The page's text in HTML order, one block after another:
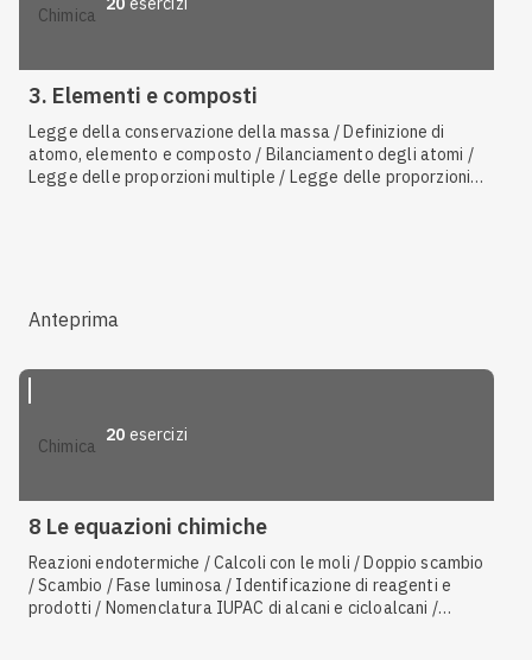
chimica
3. Elementi e composti
Legge della conservazione della massa / Definizione di
atomo, elemento e composto / Bilanciamento degli atomi /
Legge delle proporzioni multiple / Legge delle proporzioni
Anteprima
chimica
20 esercizi
8 Le equazioni chimiche
Reazioni endotermiche / Calcoli con le moli / Doppio scambio
/ Scambio / Fase luminosa / Identificazione di reagenti e
prodotti / Nomenclatura IUPAC di alcani e cicloalcani /